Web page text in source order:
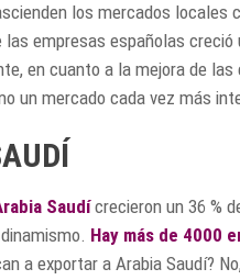
los mercados locales
las empresas españolas creció
en cuanto a la mejora de las
un mercado cada vez más
Saudícrecieron un 36 %
Hay más de 4000
a exportar a Arabia Saudí?